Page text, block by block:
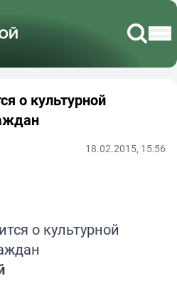
о культурной
18.02.2015, 15:56